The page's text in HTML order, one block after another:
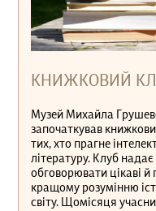
КНИЖКОВИЙ
Музей Михайла
започаткував
тих, хто прагне
літературу. Клуб
обговорювати цікаві
кращому розумінню
світу. Щомісяця